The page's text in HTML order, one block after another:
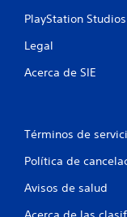
PlayStation Studios
Legal
Acerca de SIE
Términos de
Política de
Avisos de salud